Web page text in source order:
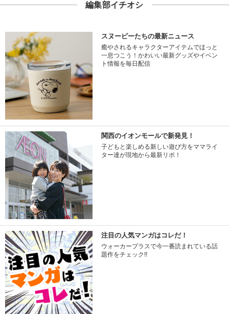
編集部イチオシ
スヌーピーたちの最新ニュース
癒やされるキャラクターアイテムでほっと
一息つこう！かわいい最新グッズやイベン
ト情報を毎日配信
関西のイオンモールで新発見！
子どもと楽しめる新しい遊び方をママライ
ター達が現地から最新リポ！
注目の人気マンガはコレだ！
ウォーカープラスで今一番読まれている話
題作をチェック!!